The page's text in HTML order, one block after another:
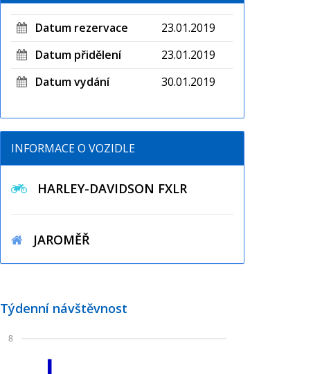
Datum rezervace
23.01.2019
Datum přidělení
23.01.2019
Datum vydání
30.01.2019
INFORMACE O VOZIDLE
HARLEY-DAVIDSON FXLR
JAROMĚŘ
Týdenní návštěvnost
8